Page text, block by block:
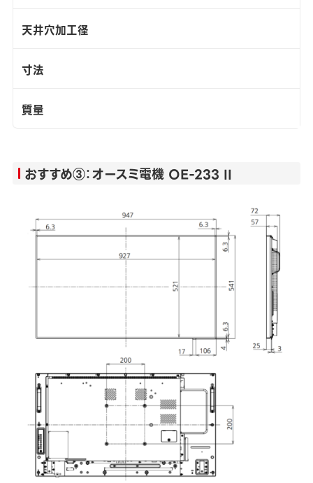
天井穴加工径
寸法
質量
おすすめ③：オースミ電機 OE-233 II